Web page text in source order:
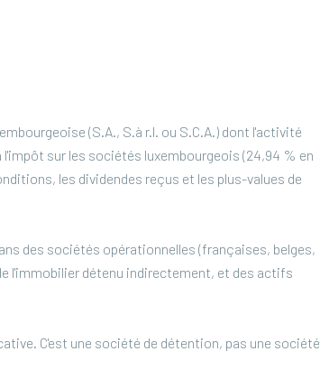
(S.A., S.à r.l. ou S.C.A.) dont l'activité
sur les sociétés luxembourgeois (24,94 % en
les dividendes reçus et les plus-values de
des sociétés opérationnelles (françaises, belges,
l'immobilier détenu indirectement, et des actifs
C'est une société de détention, pas une société